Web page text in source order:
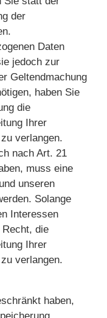
der
Daten
jedoch zur
Geltendmachung
haben Sie
die
Ihrer
verlangen.
nach Art. 21
muss eine
unseren
Solange
Interessen
Recht, die
Ihrer
verlangen.
haben,